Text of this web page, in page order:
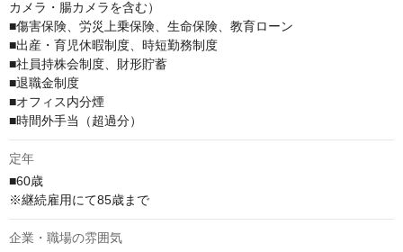
カメラ・腸カメラを含む）
■傷害保険、労災上乗保険、生命保険、教育ローン
■出産・育児休暇制度、時短勤務制度
■社員持株会制度、財形貯蓄
■退職金制度
■オフィス内分煙
■時間外手当（超過分）
定年
■60歳
※継続雇用にて85歳まで
企業・職場の雰囲気